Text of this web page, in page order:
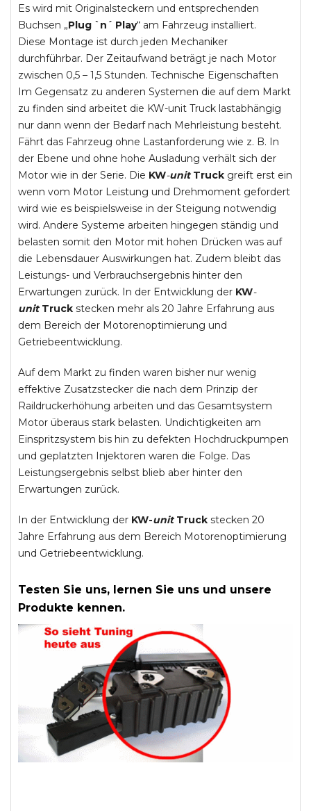
Es wird mit Originalsteckern und entsprechenden
Buchsen „Plug `n´ Play“ am Fahrzeug installiert.
Diese Montage ist durch jeden Mechaniker
durchführbar. Der Zeitaufwand beträgt je nach Motor
zwischen 0,5 – 1,5 Stunden. Technische Eigenschaften
Im Gegensatz zu anderen Systemen die auf dem Markt
zu finden sind arbeitet die KW-unit Truck lastabhängig
nur dann wenn der Bedarf nach Mehrleistung besteht.
Fährt das Fahrzeug ohne Lastanforderung wie z. B. In
der Ebene und ohne hohe Ausladung verhält sich der
Motor wie in der Serie. Die KW-unit Truck greift erst ein
wenn vom Motor Leistung und Drehmoment gefordert
wird wie es beispielsweise in der Steigung notwendig
wird. Andere Systeme arbeiten hingegen ständig und
belasten somit den Motor mit hohen Drücken was auf
die Lebensdauer Auswirkungen hat. Zudem bleibt das
Leistungs- und Verbrauchsergebnis hinter den
Erwartungen zurück. In der Entwicklung der KW-
unit Truck stecken mehr als 20 Jahre Erfahrung aus
dem Bereich der Motorenoptimierung und
Getriebeentwicklung.
Auf dem Markt zu finden waren bisher nur wenig
effektive Zusatzstecker die nach dem Prinzip der
Raildruckerhöhung arbeiten und das Gesamtsystem
Motor überaus stark belasten. Undichtigkeiten am
Einspritzsystem bis hin zu defekten Hochdruckpumpen
und geplatzten Injektoren waren die Folge. Das
Leistungsergebnis selbst blieb aber hinter den
Erwartungen zurück.
In der Entwicklung der KW-unitTruck stecken 20
Jahre Erfahrung aus dem Bereich Motorenoptimierung
und Getriebeentwicklung.
Testen Sie uns, lernen Sie uns und unsere
Produkte kennen.